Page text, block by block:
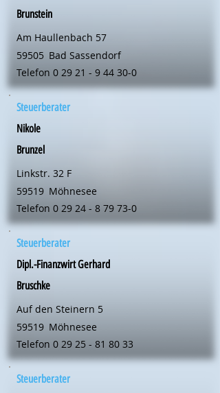
Brunstein
Am Haullenbach 57
59505 Bad Sassendorf
Telefon 0 29 21 - 9 44 30-0
Steuerberater
Nikole
Brunzel
Linkstr. 32 F
59519 Möhnesee
Telefon 0 29 24 - 8 79 73-0
Steuerberater
Dipl.-Finanzwirt Gerhard
Bruschke
Auf den Steinern 5
59519 Möhnesee
Telefon 0 29 25 - 81 80 33
Steuerberater